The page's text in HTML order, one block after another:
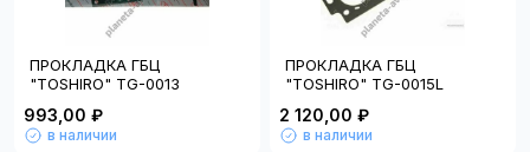
ПРОКЛАДКА ГБЦ
"TOSHIRO" TG-0013
993,00 ₽
в наличии
ПРОКЛАДКА ГБЦ
"TOSHIRO" TG-0015L
2 120,00 ₽
в наличии